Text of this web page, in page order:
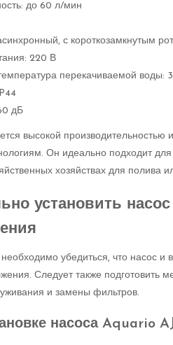
до 60 л/мин
с короткозамкнутым
220 В
перекачиваемой воды:
дБ
высокой
Он идеально подходит
хозяйствах для полива
установить
убедиться, что насос
Следует также подготовить
и замены фильтров.
насоса Aquario